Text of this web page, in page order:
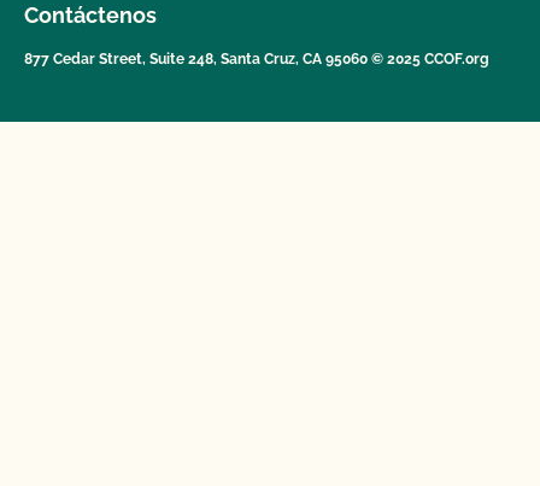
Contáctenos
877 Cedar Street, Suite 248, Santa Cruz, CA 95060 © 2025 CCOF.org